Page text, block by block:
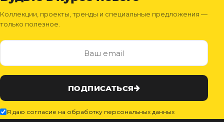
Коллекции, проекты, тренды и специальные предложения —
только полезное.
ПОДПИСАТЬСЯ
Я даю согласие на обработку персональных данных